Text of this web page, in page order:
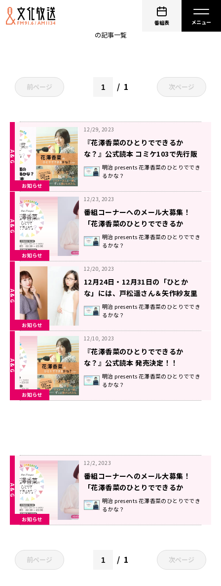
番組表
花澤香菜のひとりでできるかな？
の記事一覧
前ページ 1 次ページ
お知らせ
12/29, 2023
『花澤香菜のひとりでできるか
な？』公式読本 コミケ103で先行販
売決定！明治 presents 花澤香菜のひとりででき
るかな？
お知らせ
12/23, 2023
番組コーナーへのメール大募集！
「花澤香菜のひとりでできるか
な？」明治 presents 花澤香菜のひとりででき
るかな？
お知らせ
12/20, 2023
12月24日・12月31日の「ひとか
な」には、戸松遥さん＆矢作紗友里
さんがゲストに登場！クリスマスパ
ーティー＆忘年会をお届け！！
明治 presents 花澤香菜のひとりででき
るかな？
お知らせ
12/10, 2023
『花澤香菜のひとりでできるか
な？』公式読本 発売決定！！
明治 presents 花澤香菜のひとりででき
るかな？
お知らせ
12/2, 2023
番組コーナーへのメール大募集！
「花澤香菜のひとりでできるか
な？」明治 presents 花澤香菜のひとりででき
るかな？
前ページ 1 次ページ